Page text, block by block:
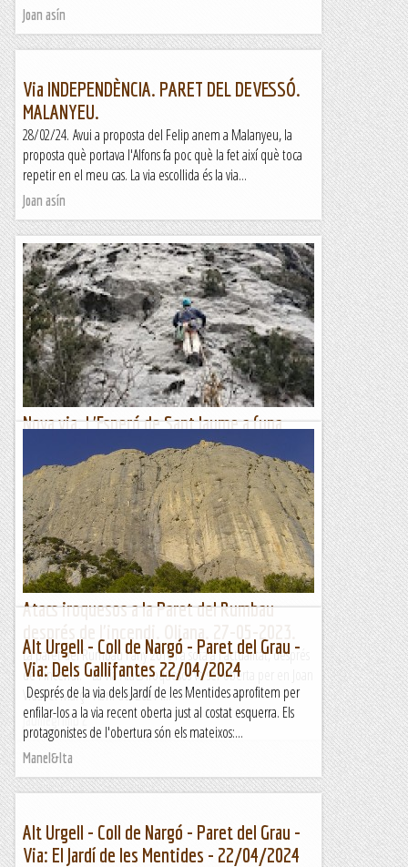
Joan asín
Via INDEPENDÈNCIA. PARET DEL DEVESSÓ.
MALANYEU.
28/02/24. Avui a proposta del Felip anem a Malanyeu, la
proposta què portava l'Alfons fa poc què la fet així què toca
repetir en el meu cas. La via escollida és la via...
Joan asín
Nova via. L'Esperó de Sant Jaume a (una
paret sense nom).
Després d'obrir la primera via en aquesta paret que encara
no té nom, n'obro la segona amb unes característiques molt
similars: ponts de roca i flotants a dojo, i les...
Romàntic Guerrer
Atacs iroquesos a la Paret del Rumbau
La paret del Rumbau l'any 2010 i a sota a l'actualitat, després
de l'incendi. La via Atacs Iroquesos va ser oberta per en Joan
Vidal el Març - Abril del 2021 i...
Jaumegrimp 2
Alt Urgell - Coll de Nargó - Paret del Grau -
Via: Dels Gallifantes 22/04/2024
Després de la via dels Jardí de les Mentides aprofitem per
enfilar-los a la via recent oberta just al costat esquerra. Els
protagonistes de l'obertura són els mateixos:...
Manel&Ita
Alt Urgell - Coll de Nargó - Paret del Grau -
Via: El Jardí de les Mentides - 22/04/2024